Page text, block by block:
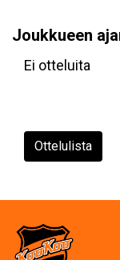
Joukkueen
Ei otteluita
Ottelulista